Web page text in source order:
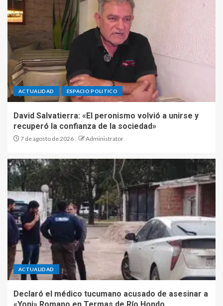
ACTUALIDAD ESPACIO POLITICO
David Salvatierra: «El peronismo volvió a unirse y
recuperó la confianza de la sociedad»
7 de agosto de 2026 Administrator
ACTUALIDAD
Declaró el médico tucumano acusado de asesinar a
«Yoni» Romano en Termas de Río Hondo